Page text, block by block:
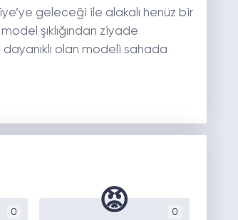
geleceği ile alakalı henüz bir
şıklığından ziyade
dayanıklı olan modeli sahada
0 0
😡